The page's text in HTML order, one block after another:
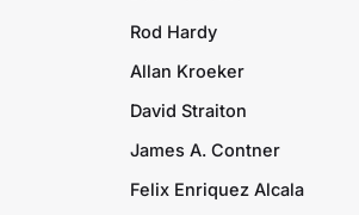
Rod Hardy
Allan Kroeker
David Straiton
James A. Contner
Felix Enriquez Alcala